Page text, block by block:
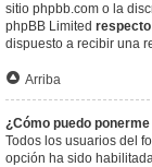
sitio phpbb.com o la
phpBB Limited
dispuesto a recibir una
Arriba
¿Cómo puedo
Todos los usuarios del
opción ha sido